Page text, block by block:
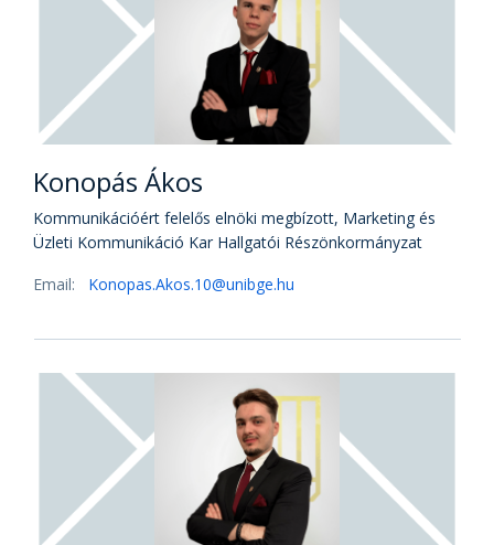
Konopás Ákos
Kommunikációért felelős elnöki megbízott, Marketing és
Üzleti Kommunikáció Kar Hallgatói Részönkormányzat
Email:
Konopas.Akos.10@unibge.hu